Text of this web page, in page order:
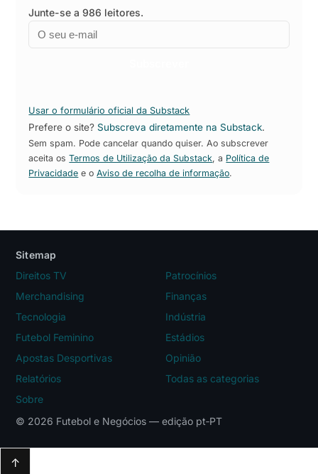
Junte-se a 986 leitores.
Email
Empresa
Usar o formulário oficial da Substack
Prefere o site?Subscreva diretamente na Substack.
Sem spam. Pode cancelar quando quiser. Ao subscrever
aceita osTermos de Utilização da Substack, a Política de
Privacidade e oAviso de recolha de informação.
Sitemap
Direitos TV
Patrocínios
Merchandising
Finanças
Tecnologia
Indústria
Futebol Feminino
Estádios
Apostas Desportivas
Opinião
Relatórios
Todas as categorias
Sobre
© 2026 Futebol e Negócios — edição pt‑PT
↑